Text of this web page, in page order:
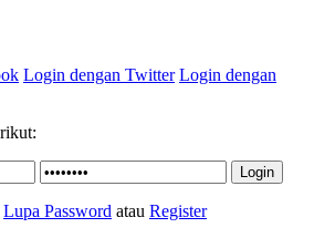
Login dengan Twitter Login dengan
Lupa Password atau Register